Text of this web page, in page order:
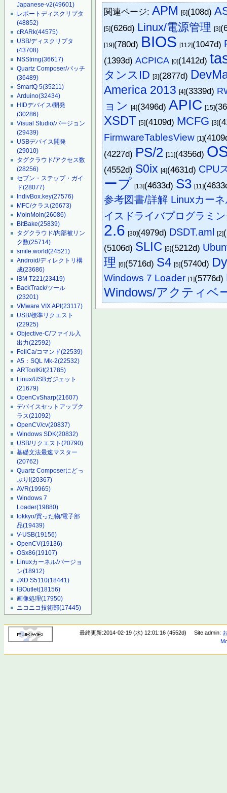
Japanese-v2(49601)
レポートディスクリプタ
(48852)
cRARk(44575)
USB/ディスクリプタ
(43708)
NSString(36617)
Quartz Composer/パッチ
(36489)
SmartQ 5(35211)
Arduino(32434)
HIDデバイス/開発
(30286)
Visual Studio/バージョン
(29439)
USBデバイス開発
(29010)
タグクラウド/アクセス数
(28256)
セブン・ステップ・ガイ
ド(28077)
IndivBox.key(27576)
MFC/クラス(26673)
MoinMoin(26086)
BitBake(25839)
タグクラウド/内部被リン
ク数(25714)
smile.world(24521)
Android/ディレクトリ構
成(23686)
IBM T221(23419)
BackTrack/ツール
(23201)
VMware VIX API(23117)
USB/標準リクエスト
(22925)
Objective-C/ファイル入
出力(22592)
FeliCa/コマンド(22539)
A5：SQL Mk-2(22532)
ARToolKit(21785)
Linux/USBガジェット
(21679)
OpenCvSharp(21607)
デバイスセットアップク
ラス(21092)
OpenCV/cv(20837)
Windows SDK(20832)
USB/リクエスト(20790)
基礎文法最速マスター
(20762)
Quartz Composerにどっ
ぷり!(20367)
AVR(19965)
Windows 7
Loader(19880)
tokkyo/買った物/電子部
品(19439)
V-USB(19156)
OpenCV(19136)
OSx86(19107)
Linuxカーネル/バージョ
ン(18912)
JXD S5110(18441)
IBOutlet(18156)
画像処理(17950)
ニコニコ技術部(17445)
関連ページ:APM [6](108d)
[5](626d) Linux/電源管理 [3]
[19](780d) BIOS [112](1047d)
(1393d)ACPICA [0](1412d)
タンスID [3](2877d)
America 2013 [4](3339d)
ョン [4](3496d)APIC [15]
XSDT [5](4109d) MCFG [3]
FirmwareTablesView [1]
(4227d) PS/2 [11](4356d)
(4552d) S0ix [4](4631d) CPU
ープ [13](4633d) S3 [11]
参考図書/詳解 Linuxカー
イスドライバプログラミ
2.6 [30](4979d) DSDT.aml [2]
(5106d) SLIC [6](5212d)
理 [6](5716d) S4 [5](5740d)
Windows 7 Loader [1](5776d)
Windows/アクティベ
最終更新:2014-02-19 (水) 12:01:16 (4552d) Site admin: